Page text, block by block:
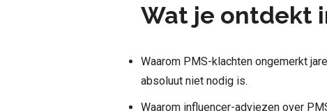
Wat je ontdekt
Waarom PMS-klachten ongemerkt
absoluut niet nodig is.
Waarom influencer-adviezen over